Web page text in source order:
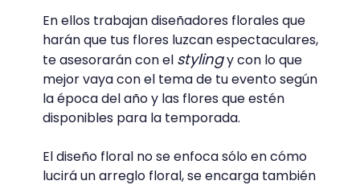
Ahora, los diseños florales
son
aquellostotalmente personalizados, en
los que no importa el tema, colores u
ocasión: siempre irá adaptado a tus
necesidades, a tus gustos y sobre todo a tu
personalidad. Los diseños florales son muy
comunes en los diseños de flores para
eventos, flores para bodas, diseños florales
para cumpleaños o graduaciones.